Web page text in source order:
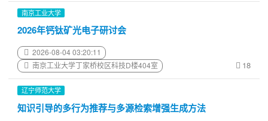
南京工业大学
2026年钙钛矿光电子研讨会
2026-08-04 03:20:11
南京工业大学丁家桥校区科技D楼404室
18
辽宁师范大学
知识引导的多行为推荐与多源检索增强生成方法